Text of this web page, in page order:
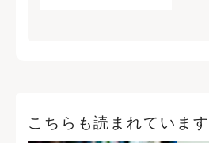
こちらも読まれています